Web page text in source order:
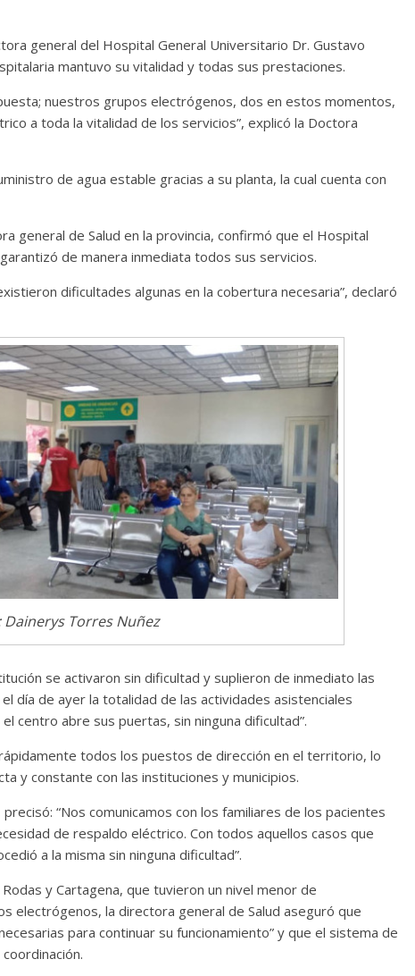
general del Hospital General Universitario Dr. Gustavo
mantuvo su vitalidad y todas sus prestaciones.
nuestros grupos electrógenos, dos en estos momentos,
a toda la vitalidad de los servicios”, explicó la Doctora
de agua estable gracias a su planta, la cual cuenta con
general de Salud en la provincia, confirmó que el Hospital
de manera inmediata todos sus servicios.
dificultades algunas en la cobertura necesaria”, declaró
Dainerys Torres Nuñez
se activaron sin dificultad y suplieron de inmediato las
día de ayer la totalidad de las actividades asistenciales
centro abre sus puertas, sin ninguna dificultad”.
todos los puestos de dirección en el territorio, lo
y constante con las instituciones y municipios.
“Nos comunicamos con los familiares de los pacientes
de respaldo eléctrico. Con todos aquellos casos que
a la misma sin ninguna dificultad”.
y Cartagena, que tuvieron un nivel menor de
electrógenos, la directora general de Salud aseguró que
para continuar su funcionamiento” y que el sistema de
Cuento de hadas
burguesía mexicana
30 diciembre, 2025
0